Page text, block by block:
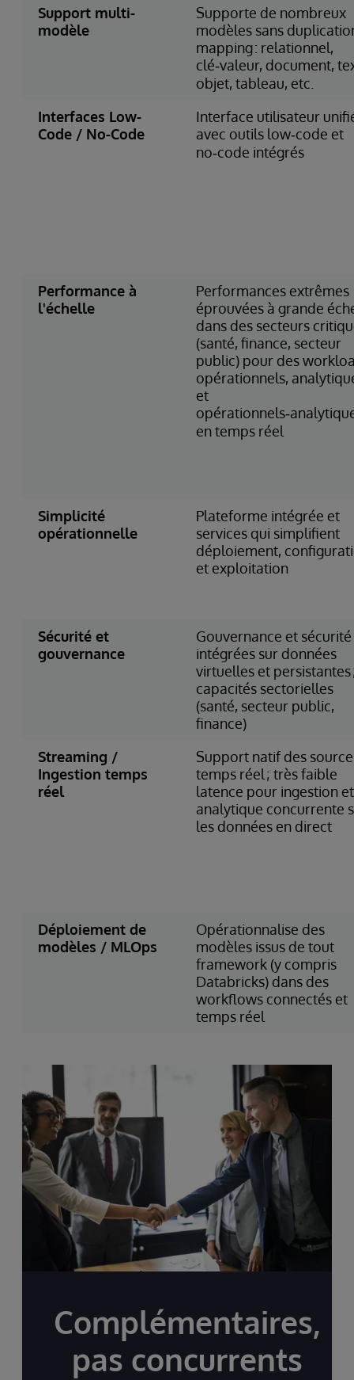
Support multi-
modèle
Supporte de nombreux
modèles sans
mapping : relationnel,
clé‑valeur, document,
objet, tableau, etc.
Interfaces Low-
Code / No-Code
Interface utilisateur
avec outils low‑code et
no‑code intégrés
Performance à
l'échelle
Performances extrêmes
éprouvées à grande
dans des secteurs
(santé, finance, secteur
public) pour des
opérationnels,
et
en temps réel
Simplicité
opérationnelle
Plateforme intégrée et
services qui simplifient
déploiement,
et exploitation
Sécurité et
gouvernance
Gouvernance et sécurité
intégrées sur données
virtuelles et persistantes
capacités sectorielles
(santé, secteur public,
finance)
Streaming /
Ingestion temps
réel
Support natif des
temps réel ; très faible
latence pour ingestion et
analytique concurrente
les données en direct
Déploiement de
modèles / MLOps
Opérationnalise des
modèles issus de tout
framework (y compris
Databricks) dans des
workflows connectés et
temps réel
Complémentaires,
pas concurrents